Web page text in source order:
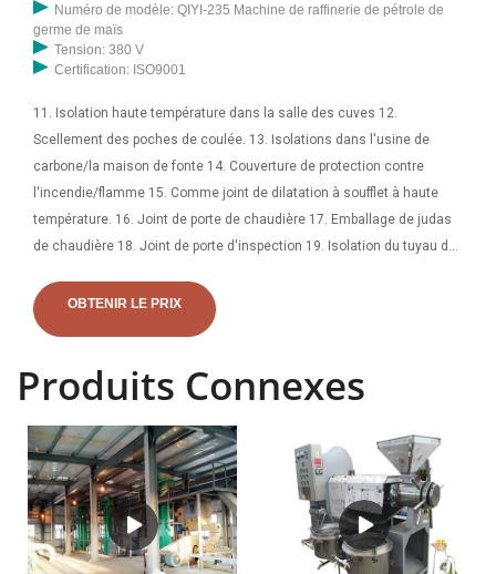
Numéro de modèle: QIYI-235 Machine de raffinerie de pétrole de
germe de maïs
Tension: 380 V
Certification: ISO9001
11. Isolation haute température dans la salle des cuves 12.
Scellement des poches de coulée. 13. Isolations dans l'usine de
carbone/la maison de fonte 14. Couverture de protection contre
l'incendie/flamme 15. Comme joint de dilatation à soufflet à haute
température. 16. Joint de porte de chaudière 17. Emballage de judas
de chaudière 18. Joint de porte d'inspection 19. Isolation du tuyau de
à une plage de température de 500 ° C. à 2000º F, les applications
courantes de la super laine comprennent les appareils
de chaudières, les reformeurs, la protection incendie, les joints haute
OBTENIR LE PRIX
Produits Connexes